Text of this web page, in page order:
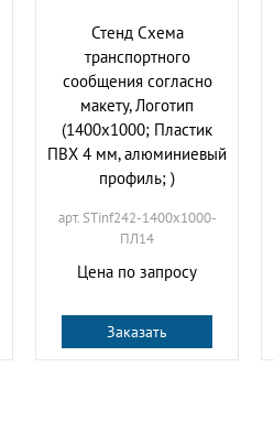
Стенд Схема
транспортного
сообщения согласно
макету, Логотип
(1400х1000; Пластик
ПВХ 4 мм, алюминиевый
профиль; )
арт. STinf242-1400х1000-
ПЛ14
Цена по запросу
Заказать